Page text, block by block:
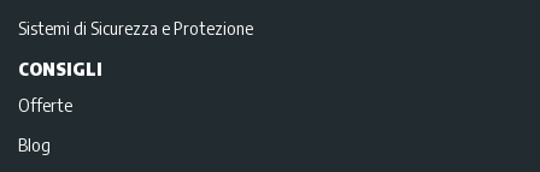
Sistemi di Sicurezza e Protezione
CONSIGLI
Offerte
Blog